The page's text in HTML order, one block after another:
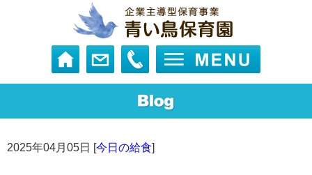
2025年04月05日 [今日の給食]